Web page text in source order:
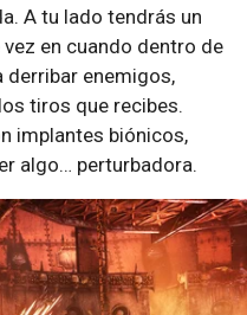
A tu lado tendrás un
en cuando dentro de
derribar enemigos,
tiros que recibes.
implantes biónicos,
algo… perturbadora.